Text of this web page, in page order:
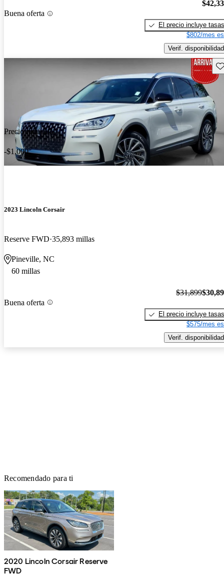
Buena oferta
El precio incluye tasas
$802/mes
Verif. disponibilidad
Precio reducido
-$1,000
2023 Lincoln Corsair
Reserve FWD 35,893 millas
Pineville, NC
60 millas
Buena oferta
$31,899
El precio incluye tasas
$575/mes
Verif. disponibilidad
Recomendado para ti
2020 Lincoln Corsair Reserve
FWD